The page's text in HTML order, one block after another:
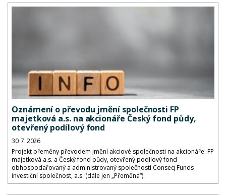
Oznámení o převodu jmění společnosti FP
majetková a.s. na akcionáře Český fond půdy,
otevřený podílový fond
30. 7. 2026
Projekt přeměny převodem jmění akciové společnosti na akcionáře: FP
majetková a.s. a Český fond půdy, otevřený podílový fond
obhospodařovaný a administrovaný společností Conseq Funds
investiční společnost, a.s. (dále jen „Přeměna“).